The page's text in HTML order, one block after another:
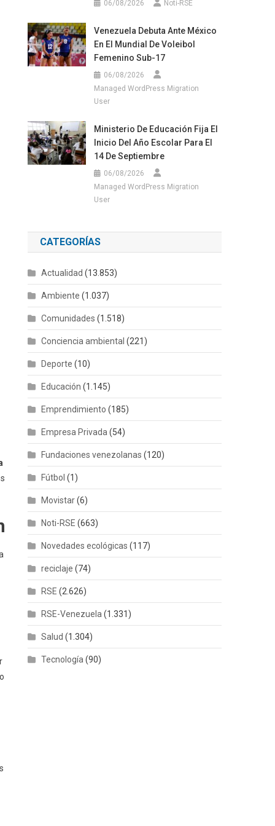
06/08/2026 Noti-RSE
Venezuela Debuta Ante México
En El Mundial De Voleibol
Femenino Sub-17
06/08/2026
Managed WordPress Migration
User
Ministerio De Educación Fija El
Inicio Del Año Escolar Para El
14 De Septiembre
06/08/2026
Managed WordPress Migration
User
CATEGORÍAS
Actualidad (13.853)
Ambiente (1.037)
Comunidades (1.518)
Conciencia ambiental (221)
Deporte (10)
Educación (1.145)
Emprendimiento (185)
Empresa Privada (54)
Fundaciones venezolanas (120)
Fútbol (1)
Movistar(6)
Noti-RSE (663)
Novedades ecológicas (117)
reciclaje (74)
RSE (2.626)
RSE-Venezuela (1.331)
Salud (1.304)
Tecnología (90)